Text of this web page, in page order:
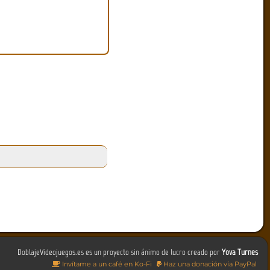
DoblajeVideojuegos.es es un proyecto sin ánimo de lucro creado porYova Turnes
Invítame a un café en Ko-Fi Haz una donación vía PayPal